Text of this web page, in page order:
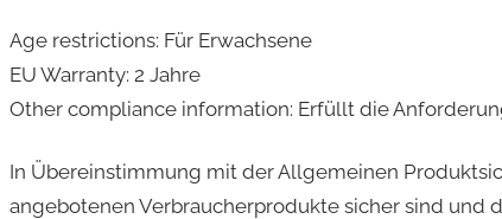
Age restrictions: Für Erwachsene
EU Warranty: 2 Jahre
Other compliance information: Erfüllt die
In Übereinstimmung mit der Allgemeinen
angebotenen Verbraucherprodukte sicher sind und